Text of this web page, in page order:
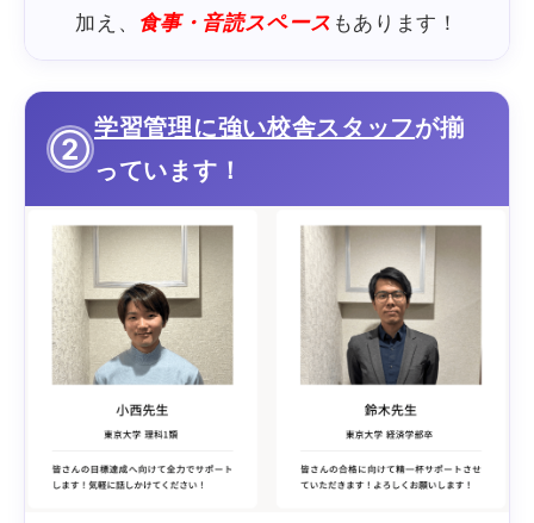
加え、 食事・音読スペース もあります！
②
学習管理に強い校舎スタッフが揃
っています！